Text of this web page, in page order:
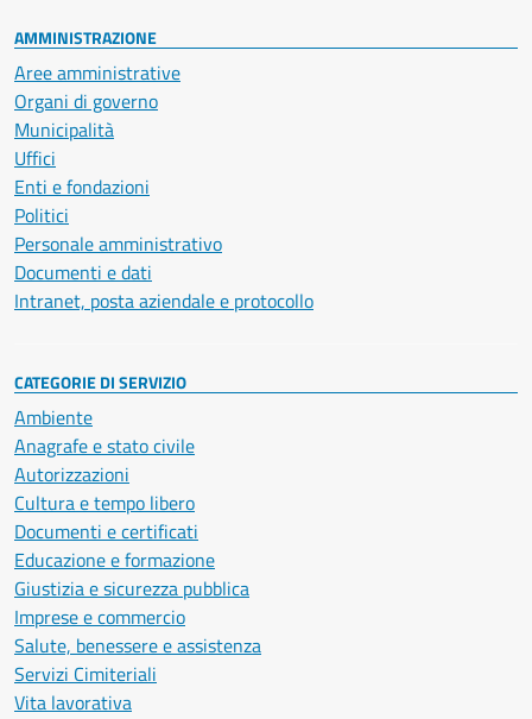
AMMINISTRAZIONE
Aree amministrative
Organi di governo
Municipalità
Uffici
Enti e fondazioni
Politici
Personale amministrativo
Documenti e dati
Intranet, posta aziendale e protocollo
CATEGORIE DI SERVIZIO
Ambiente
Anagrafe e stato civile
Autorizzazioni
Cultura e tempo libero
Documenti e certificati
Educazione e formazione
Giustizia e sicurezza pubblica
Imprese e commercio
Salute, benessere e assistenza
Servizi Cimiteriali
Vita lavorativa